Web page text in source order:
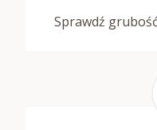
Sprawdź